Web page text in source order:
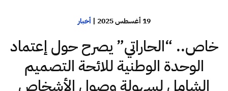
19 أغسطس 2025 |أخبار
خاص.. “الحاراتي” يصرح حول إعتماد
الوحدة الوطنية للائحة التصميم
الشامل لسهولة وصول الأشخاص